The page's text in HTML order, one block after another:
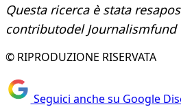
Questa ricerca è stata
contributodel Journalismfund
© RIPRODUZIONE RISERVATA
Seguici anche su Google